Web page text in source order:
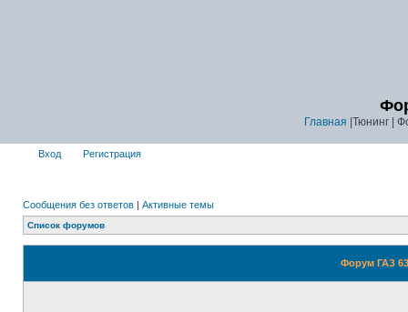
Главная |Тюнинг |
Вход Регистрация
Сообщения без ответов | Активные темы
Список форумов
Форум ГАЗ